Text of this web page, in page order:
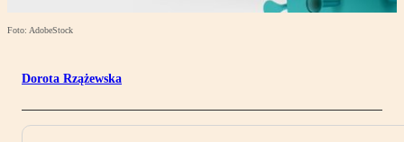
Foto: AdobeStock
Dorota Rzążewska